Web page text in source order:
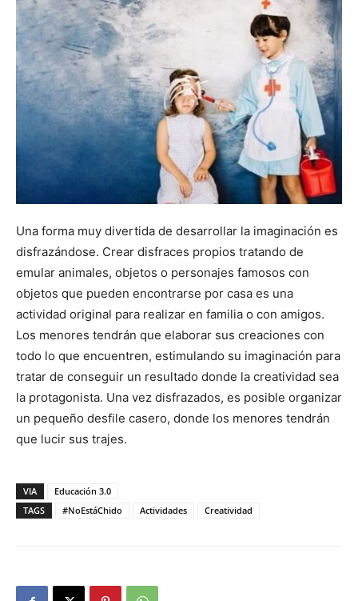
Una forma muy divertida de desarrollar la imaginación es
disfrazándose. Crear disfraces propios tratando de
emular animales, objetos o personajes famosos con
objetos que pueden encontrarse por casa es una
actividad original para realizar en familia o con amigos.
Los menores tendrán que elaborar sus creaciones con
todo lo que encuentren, estimulando su imaginación para
tratar de conseguir un resultado donde la creatividad sea
la protagonista. Una vez disfrazados, es posible organizar
un pequeño desfile casero, donde los menores tendrán
que lucir sus trajes.
VIA
Educación 3.0
TAGS
#NoEstáChido Actividades Creatividad